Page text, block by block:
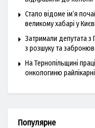
Стало відоме ім’я
великому хабарі у Києві
Затримали депутата з
з розшуку та
На Тернопільщині
онкологиню
Популярне